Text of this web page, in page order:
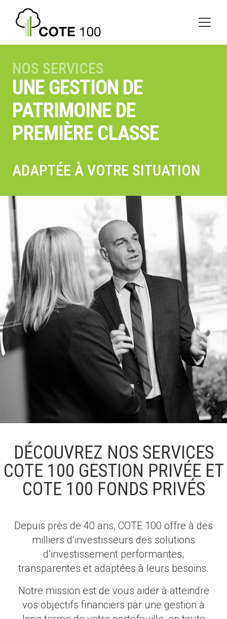
NOS SERVICES
UNE GESTION DE
PATRIMOINE DE
PREMIÈRE CLASSE
ADAPTÉE À VOTRE SITUATION
DÉCOUVREZ NOS SERVICES
COTE 100 GESTION PRIVÉE ET
COTE 100 FONDS PRIVÉS
Depuis près de 40 ans, COTE 100 offre à des
milliers d’investisseurs des solutions
d’investissement performantes,
transparentes et adaptées à leurs besoins.
Notre mission est de vous aider à atteindre
vos objectifs financiers par une gestion à